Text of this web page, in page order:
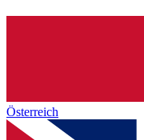
Österreich